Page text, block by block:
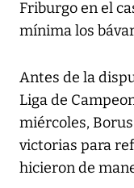
Friburgo en el
mínima los
Antes de la
Liga de
miércoles,
victorias para
hicieron de